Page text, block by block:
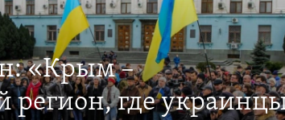
«Крым –
регион, где